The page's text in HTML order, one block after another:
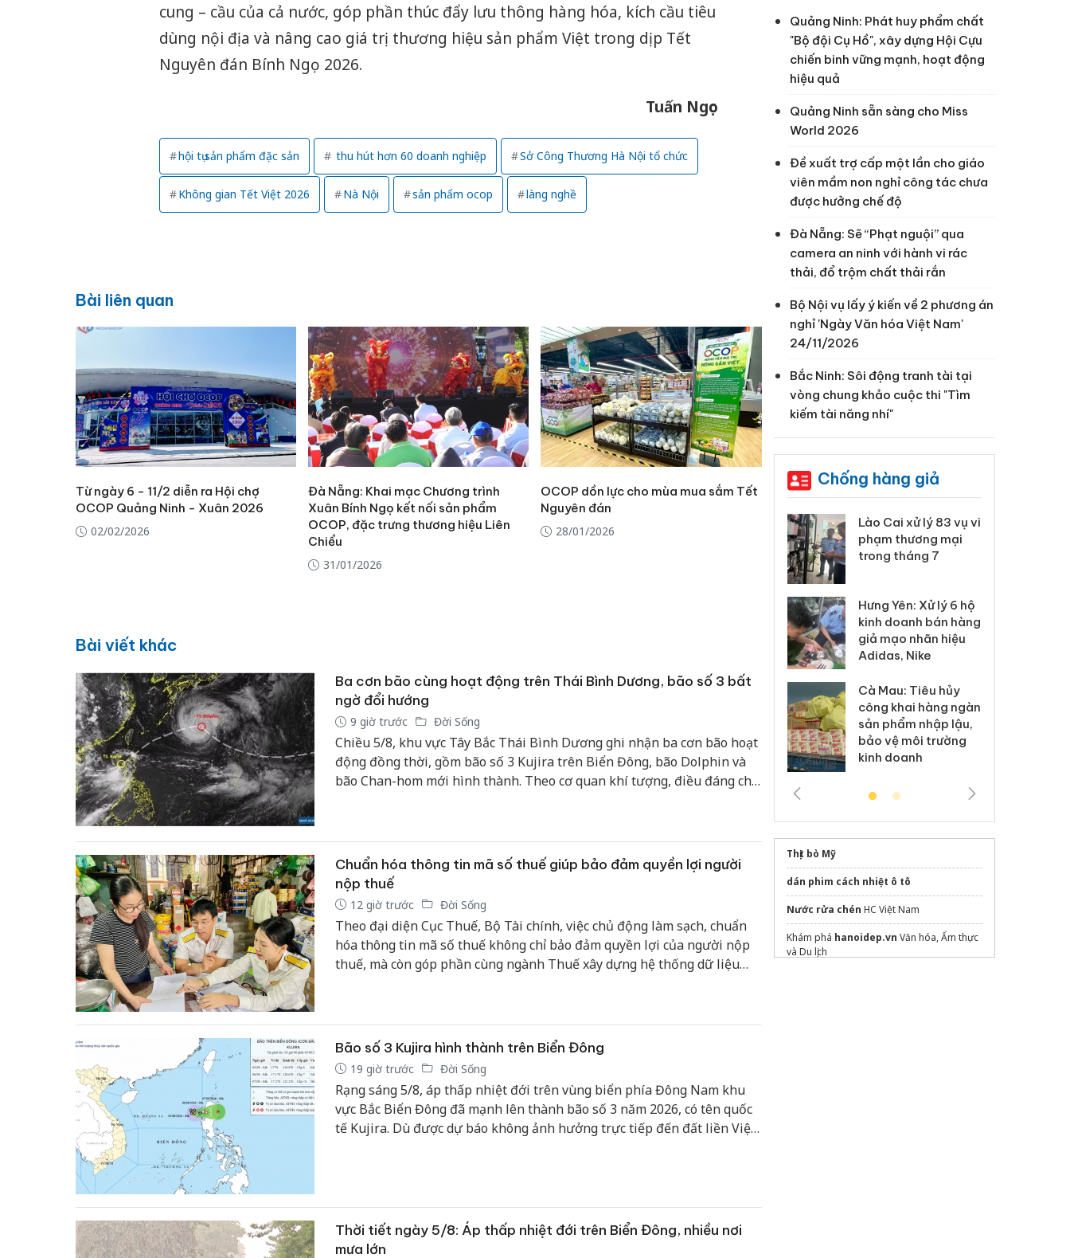
cung – cầu của cả nước, góp phần thúc đẩy lưu thông hàng hóa, kích cầu tiêu
dùng nội địa và nâng cao giá trị thương hiệu sản phẩm Việt trong dịp Tết
Nguyên đán Bính Ngọ 2026.
Tuấn Ngọc
hội tụ sản phẩm đặc sản thu hút hơn 60 doanh nghiệp Sở Công Thương Hà Nội tổ chức
Không gian Tết Việt 2026 Nà Nội sản phẩm ocop làng nghề
Bài liên quan
Từ ngày 6 - 11/2 diễn ra Hội chợ
OCOP Quảng Ninh - Xuân 2026
02/02/2026
Đà Nẵng: Khai mạc Chương trình
Xuân Bính Ngọ kết nối sản phẩm
OCOP, đặc trưng thương hiệu Liên
Chiểu
31/01/2026
OCOP dồn lực cho mùa mua sắm Tết
Nguyên đán
28/01/2026
Bài viết khác
Ba cơn bão cùng hoạt động trên Thái Bình Dương, bão số 3 bất
ngờ đổi hướng
9 giờ trước Đời Sống
Chiều 5/8, khu vực Tây Bắc Thái Bình Dương ghi nhận ba cơn bão hoạt
động đồng thời, gồm bão số 3 Kujira trên Biển Đông, bão Dolphin và
bão Chan-hom mới hình thành. Theo cơ quan khí tượng, điều đáng chú
số 3 được dự báo suy yếu thành áp thấp nhiệt đới khi tiến về phía đảo
Luzon (Philippines) và không ảnh hưởng đến đất liền nước ta.
Chuẩn hóa thông tin mã số thuế giúp bảo đảm quyền lợi người
nộp thuế
12 giờ trước Đời Sống
Theo đại diện Cục Thuế, Bộ Tài chính, việc chủ động làm sạch, chuẩn
hóa thông tin mã số thuế không chỉ bảo đảm quyền lợi của người nộp
thuế, mà còn góp phần cùng ngành Thuế xây dựng hệ thống dữ liệu
Bão số 3 Kujira hình thành trên Biển Đông
19 giờ trước Đời Sống
Rạng sáng 5/8, áp thấp nhiệt đới trên vùng biển phía Đông Nam khu
vực Bắc Biển Đông đã mạnh lên thành bão số 3 năm 2026, có tên quốc
tế Kujira. Dù được dự báo không ảnh hưởng trực tiếp đến đất liền Việt
Thời tiết ngày 5/8: Áp thấp nhiệt đới trên Biển Đông, nhiều nơi
mưa lớn
Quảng Ninh: Phát huy phẩm chất
"Bộ đội Cụ Hồ", xây dựng Hội Cựu
chiến binh vững mạnh, hoạt động
hiệu quả
Quảng Ninh sẵn sàng cho Miss
World 2026
Đề xuất trợ cấp một lần cho giáo
viên mầm non nghỉ công tác chưa
được hưởng chế độ
Đà Nẵng: Sẽ “Phạt nguội” qua
camera an ninh với hành vi rác
thải, đổ trộm chất thải rắn
Bộ Nội vụ lấy ý kiến về 2 phương án
nghỉ 'Ngày Văn hóa Việt Nam'
24/11/2026
Bắc Ninh: Sôi động tranh tài tại
vòng chung khảo cuộc thi "Tìm
kiếm tài năng nhí"
Chống hàng giả
Quốc ra đầu thú
Lào Cai xử lý 83 vụ vi
phạm thương mại
trong tháng 7
Hưng Yên: Xử lý 6 hộ
kinh doanh bán hàng
giả mạo nhãn hiệu
Adidas, Nike
Cà Mau: Tiêu hủy
công khai hàng ngàn
sản phẩm nhập lậu,
bảo vệ môi trường
kinh doanh
Thịt bò Mỹ
dán phim cách nhiệt ô tô
Nước rửa chén HC Việt Nam
Khám phá hanoidep.vn Văn hóa, Ẩm thực
và Du lịch